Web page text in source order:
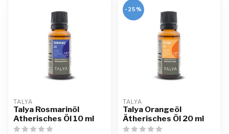
TALYA
Talya Rosmarinöl
Atherisches Öl 10 ml
-25%
TALYA
Talya Orangeöl
Ätherisches Öl 20 ml